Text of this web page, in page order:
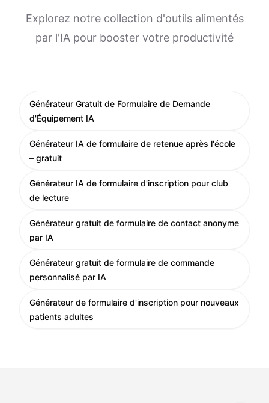
Explorez notre collection d'outils alimentés
par l'IA pour booster votre productivité
Générateur Gratuit de Formulaire de Demande
d'Équipement IA
Générateur IA de formulaire de retenue après l'école
– gratuit
Générateur IA de formulaire d'inscription pour club
de lecture
Générateur gratuit de formulaire de contact anonyme
par IA
Générateur gratuit de formulaire de commande
personnalisé par IA
Générateur de formulaire d'inscription pour nouveaux
patients adultes